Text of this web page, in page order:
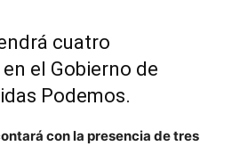
cuatro
el Gobierno de
Podemos.
con la presencia de tres